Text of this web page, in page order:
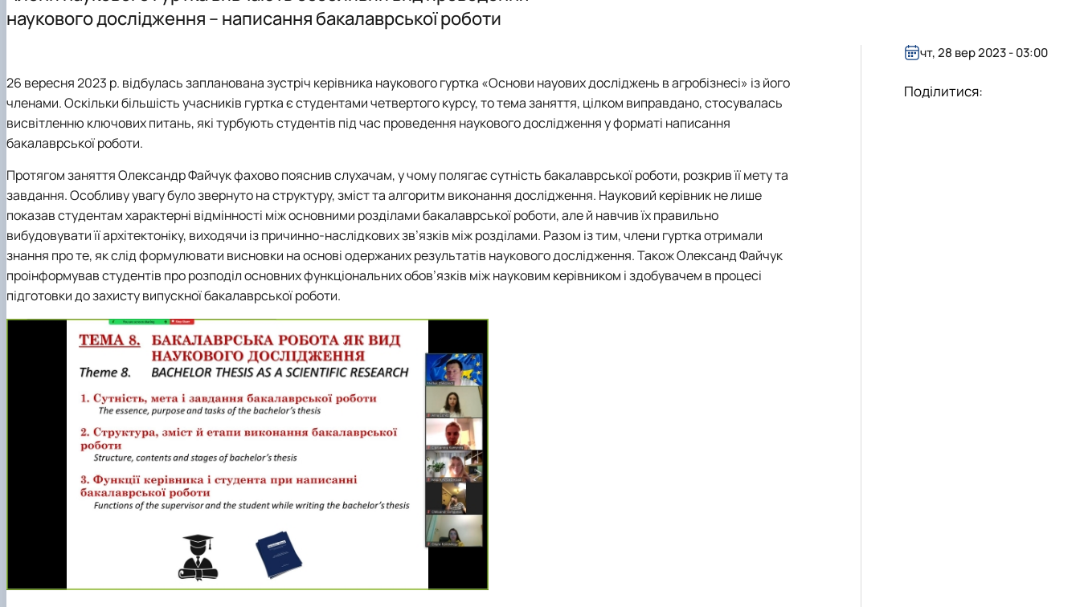
Співробітники кафедри
ННВЛ «Бізнес-аналітика»
Логістика
Підготовка до акредитації ОП "Адміністративний менеджмент"
Аспірантура
Організація практичного навчання
Обговорення проєктів освітніх програм
Проєкт DAAD
DigiAgrar_UA
Логістика
Експрес-курс підготовки слухачів для здачі ЄФВВ з «Управління та адмініструванн…
наукового дослідження – написання бакалаврської роботи
26 вересня 2023 р. відбулась запланована зустріч керівника наукового гуртка «Основи науових досліджень в агробізнесі» із його
членами. Оскільки більшість учасників гуртка є студентами четвертого курсу, то тема заняття, цілком виправдано, стосувалась
висвітленню ключових питань, які турбують студентів під час проведення наукового дослідження у форматі написання
бакалаврської роботи.
Протягом заняття Олександр Файчук фахово пояснив слухачам, у чому полягає сутність бакалаврської роботи, розкрив її мету та
завдання. Особливу увагу було звернуто на структуру, зміст та алгоритм виконання дослідження. Науковий керівник не лише
показав студентам характерні відмінності між основними розділами бакалаврської роботи, але й навчив їх правильно
вибудовувати її архітектоніку, виходячи із причинно-наслідкових зв’язків між розділами. Разом із тим, члени гуртка отримали
знання про те, як слід формулювати висновки на основі одержаних результатів наукового дослідження. Також Олександ Файчук
проінформував студентів про розподіл основних функціональних обов’язків між науковим керівником і здобувачем в процесі
підготовки до захисту випускної бакалаврської роботи.
чт, 28 вер 2023 - 03:00
Поділитися: